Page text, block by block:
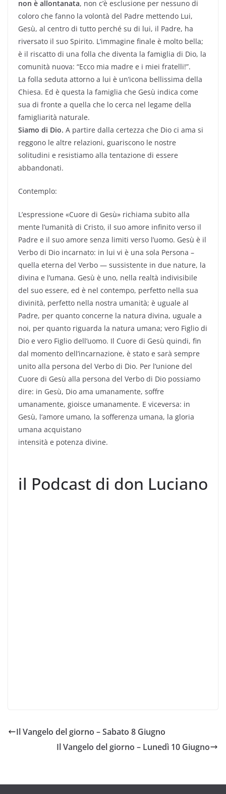
non è allontanata, non c’è esclusione per nessuno di
coloro che fanno la volontà del Padre mettendo Lui,
Gesù, al centro di tutto perché su di lui, il Padre, ha
riversato il suo Spirito. L’immagine finale è molto bella;
è il riscatto di una folla che diventa la famiglia di Dio, la
comunità nuova: “Ecco mia madre e i miei fratelli!”.
La folla seduta attorno a lui è un’icona bellissima della
Chiesa. Ed è questa la famiglia che Gesù indica come
sua di fronte a quella che lo cerca nel legame della
famigliarità naturale.
Siamo di Dio. A partire dalla certezza che Dio ci ama si
reggono le altre relazioni, guariscono le nostre
solitudini e resistiamo alla tentazione di essere
abbandonati.
Contemplo:
L’espressione «Cuore di Gesù» richiama subito alla
mente l’umanità di Cristo, il suo amore infinito verso il
Padre e il suo amore senza limiti verso l’uomo. Gesù è il
Verbo di Dio incarnato: in lui vi è una sola Persona –
quella eterna del Verbo — sussistente in due nature, la
divina e l’umana. Gesù è uno, nella realtà indivisibile
del suo essere, ed è nel contempo, perfetto nella sua
divinità, perfetto nella nostra umanità; è uguale al
Padre, per quanto concerne la natura divina, uguale a
noi, per quanto riguarda la natura umana; vero Figlio di
Dio e vero Figlio dell’uomo. Il Cuore di Gesù quindi, fin
dal momento dell’incarnazione, è stato e sarà sempre
unito alla persona del Verbo di Dio. Per l’unione del
Cuore di Gesù alla persona del Verbo di Dio possiamo
dire: in Gesù, Dio ama umanamente, soffre
umanamente, gioisce umanamente. E viceversa: in
Gesù, l’amore umano, la sofferenza umana, la gloria
umana acquistano
intensità e potenza divine.
il Podcast di don Luciano
Il Vangelo del giorno – Sabato 8 Giugno
Il Vangelo del giorno – Lunedì 10 Giugno